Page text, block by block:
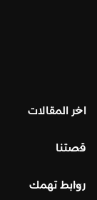
اخر المقالات
قصتنا
روابط تهمك